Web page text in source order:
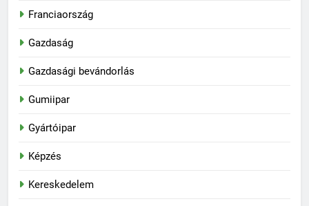
Franciaország
Gazdaság
Gazdasági bevándorlás
Gumiipar
Gyártóipar
Képzés
Kereskedelem